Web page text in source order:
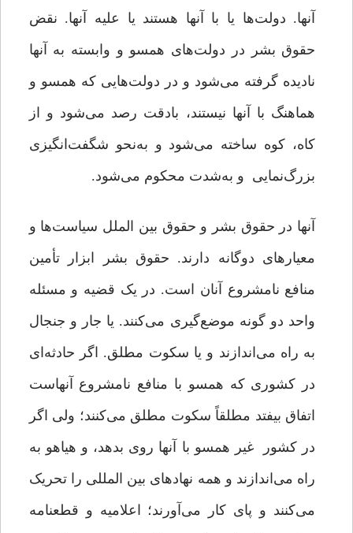
آنها. دولت‌ها یا با آنها هستند یا علیه آنها. نقض
حقوق بشر در دولت‌های همسو و وابسته به آنها
نادیده گرفته می‌شود و در دولت‌هایی که همسو و
هماهنگ با آنها نیستند، بادقت رصد می‌شود و از
کاه، کوه ساخته می‌شود و به‌نحو شگفت‌انگیزی
بزرگ‌نمایی و به‌شدت محکوم می‌شود.
آنها در حقوق بشر و حقوق بین الملل سیاست‌ها و
معیارهای دوگانه دارند. حقوق بشر ابزار تأمین
منافع نامشروع آنان است. در یک قضیه و مسئله
واحد دو گونه موضع‌گیری می‌کنند. یا جار و جنجال
به راه می‌اندازند و یا سکوت مطلق. اگر حادثه‌ای
در کشوری که همسو با منافع نامشروع آنهاست
اتفاق بیفتد مطلقاً سکوت مطلق می‌کنند؛ ولی اگر
در کشور غیر همسو با آنها روی بدهد، و هیاهو به
راه می‌اندازند و همه نهادهای بین المللی را تحریک
می‌کنند و پای کار می‌آورند؛ اعلامیه و قطعنامه